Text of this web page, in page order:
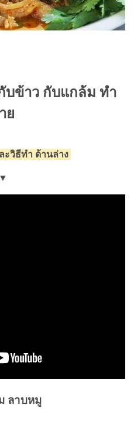
บข้าว กับแกล้ม ทำ
ย
วิธีทำ ด้านล่าง
▼
ลาบหมู